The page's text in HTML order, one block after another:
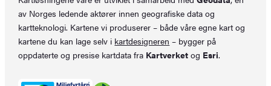
av Norges ledende aktører innen geografiske data og
kartteknologi. Kartene vi produserer – både våre egne kart og
kartene du kan lage selv i kartdesigneren – bygger på
oppdaterte og presise kartdata fra Kartverket og Esri.